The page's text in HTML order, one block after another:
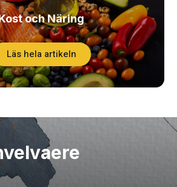
och Näring
Läs hela artikeln